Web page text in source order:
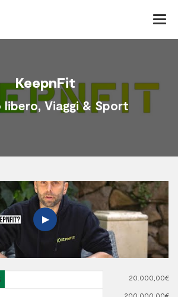
KeepnFit
libero, Viaggi & Sport
20.000,00€
200.000,00€